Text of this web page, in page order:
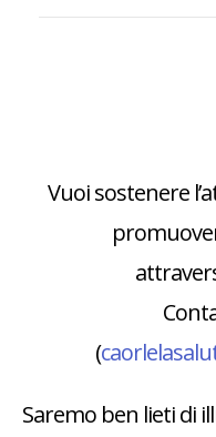
Vuoi sostenere
(
Saremo ben lieti di